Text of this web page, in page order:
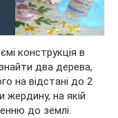
конструкція в
два дерева,
на відстані до 2
жердину, на якій
до землі.